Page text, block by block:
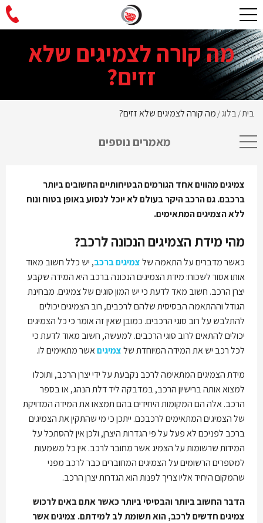
מה קורה לצמיגים שלא
זזים?
בית/בלוג/ מה קורה לצמיגים שלא זזים?
מאמרים נוספים
צמיגים מהווים אחד הגורמים הבטיחותיים החשובים ביותר
ברכבם. גם הרכב היקר בעולם לא יוכל לנסוע באופן בטוח ונוח
ללא הצמיגים המתאימים.
מהי מידת הצמיגים הנכונה לרכב?
כאשר מדברים על התאמה שלצמיגים ברכב, יש כלל חשוב מאוד
אותו אסור לשכוח: מידת הצמיגים הנכונה ברכב היא המידה שקבע
יצרן הרכב. חשוב מאד לדעת כי יש המון סוגים של צמיגים. מבחינת
הגודל וההתאמה הבסיסית שלהם לרכבים, רוב הצמיגים יכולים
להתלבש על רוב סוגי הרכבים. כמובן שאין זה אומר כי כל הצמיגים
יכולים להתאים לרוב סוגי הרכבים. למעשה, חשוב מאוד לדעת כי
לכל רכב יש את המידה המיוחדת שלצמיגיםאשר מתאימים לו.
מידת הצמיגים המתאימה לרכב נקבעת על ידי יצרן הרכב, ותוכלו
למצוא אותה ברישיון הרכב, במדבקה ליד דלת הנהג, או בספר
הרכב. אלה הם המקומות היחידים בהם תמצאו את המידה המדויקת
של הצמיגים המתאימים לרכבכם. ייתכן כי מי שהתקין את הצמיגים
ברכב לפניכם לא פעל על פי הגדרות היצרן, ולכן אין להסתכל על
המידות שרשומות על הצמיג אשר מחובר לרכב. אין כל משמעות
למספרים הרשומים על הצמיגים המחוברים כבר לרכב מפני
שהמקום היחיד אליו צריך לפנות הוא הגדרות יצרן הרכב.
הדבר החשוב ביותר והבסיסי ביותר כאשר אתם באים לרכוש
צמיגים חדשים לרכב, הוא תשומת לב למידתם. צמיגים אשר